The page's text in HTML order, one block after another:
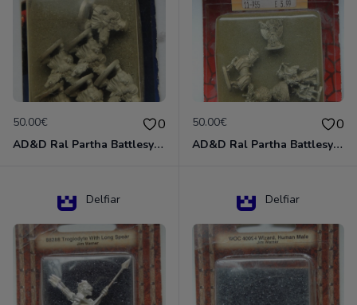
50.00€ 0
AD&D Ral Partha Battlesystem Miniatures Pack Iron Lord Dwarf Crossbowmen 11-854
50.00€ 0
AD&D Ral Partha Battlesystem Villains/Forgotten Realms 11-955 Miniatures
Delfiar Delfiar